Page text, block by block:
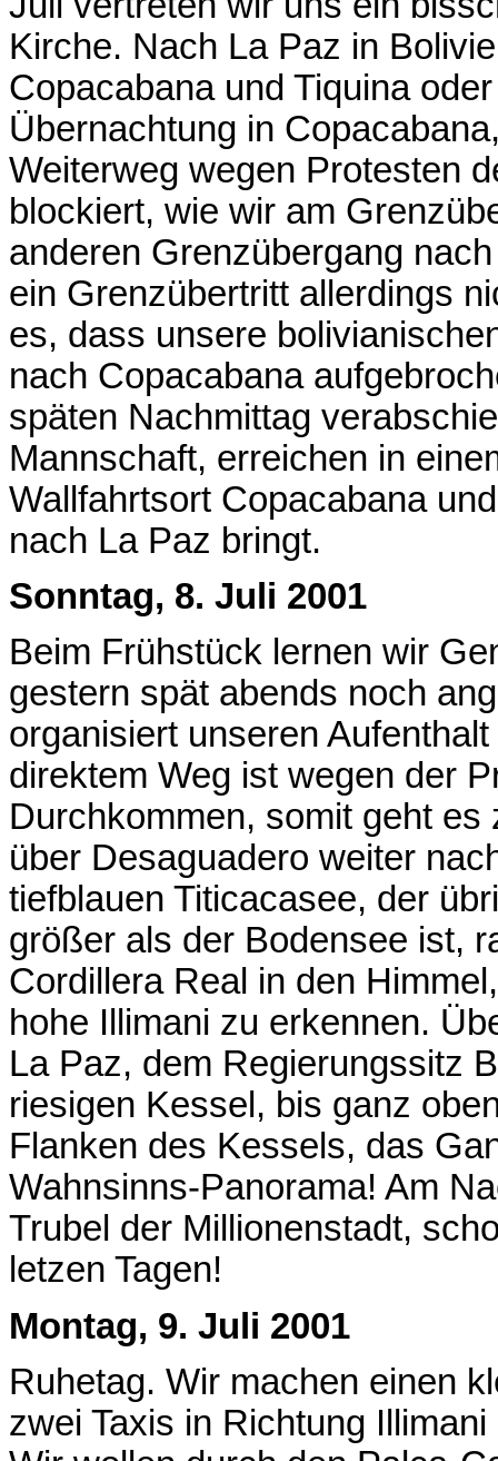
Kirche. Nach La Paz in
Copacabana und Tiquina
Übernachtung in
Weiterweg wegen Protesten
blockiert, wie wir am
anderen Grenzübergang
ein Grenzübertritt allerdings
es, dass unsere
nach Copacabana
späten Nachmittag
Mannschaft, erreichen in
Wallfahrtsort Copacabana
nach La Paz bringt.
Sonntag, 8. Juli 2001
Beim Frühstück lernen wir
gestern spät abends noch
organisiert unseren
direktem Weg ist wegen der
Durchkommen, somit geht
über Desaguadero weiter
tiefblauen Titicacasee, der
größer als der Bodensee ist,
Cordillera Real in den
hohe Illimani zu erkennen.
La Paz, dem Regierungssitz
riesigen Kessel, bis ganz
Flanken des Kessels, das
Wahnsinns-Panorama! Am
Trubel der Millionenstadt,
letzen Tagen!
Montag, 9. Juli 2001
Ruhetag. Wir machen einen
zwei Taxis in Richtung